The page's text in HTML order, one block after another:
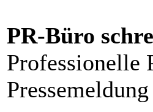
PR-Büro
Professionelle